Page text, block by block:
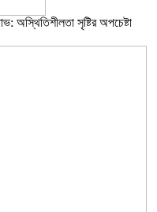
অস্থিতিশীলতা সৃষ্টির অপচেষ্টা